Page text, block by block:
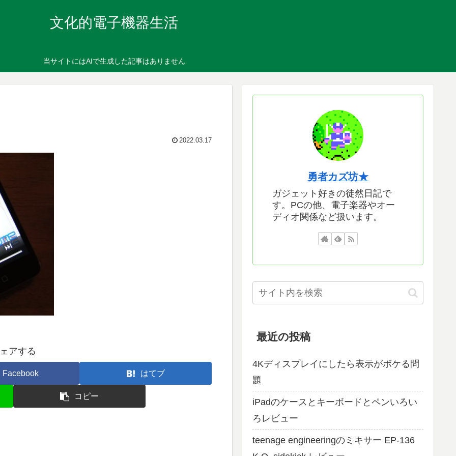
文化的電子機器生活
当サイトにはAIで生成した記事はありません
2022.03.17
アする
Facebook はてブ
コピー
勇者カズ坊★
ガジェット好きの徒然日記で
す。PCの他、電子楽器やオー
ディオ関係など扱います。
最近の投稿
4Kディスプレイにしたら表示がボケる問
題
iPadのケースとキーボードとペンいろい
ろレビュー
teenage engineeringのミキサー EP-136